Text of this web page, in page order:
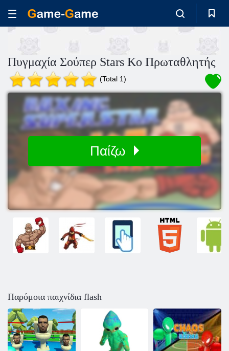
Πυγμαχία Σούπερ Stars Ko Πρωταθλητής
(Total 1)
Παίζω
Παρόμοια παιχνίδια flash